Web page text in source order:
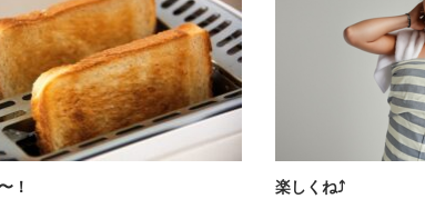
！ 楽しくね⤴︎